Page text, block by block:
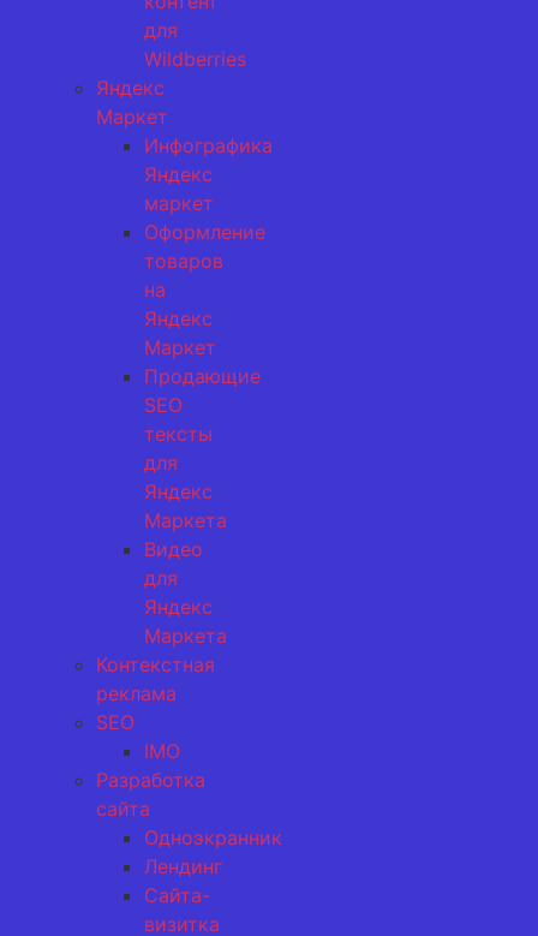
для
Wildberries
Яндекс
Маркет
Инфографика
Яндекс
маркет
Оформление
товаров
на
Яндекс
Маркет
Продающие
SEO
тексты
для
Яндекс
Маркета
Видео
для
Яндекс
Маркета
Контекстная
реклама
SEO
IMO
Разработка
сайта
Одноэкранник
Лендинг
Сайта-
визитка